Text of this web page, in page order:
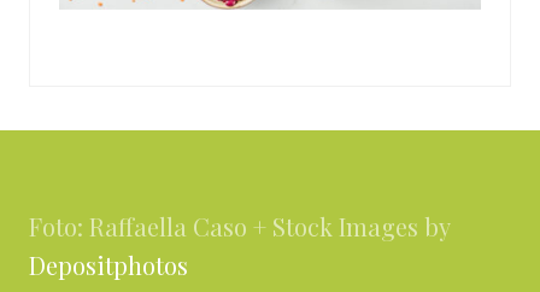
Foto: Raffaella Caso + Stock Images by
Depositphotos